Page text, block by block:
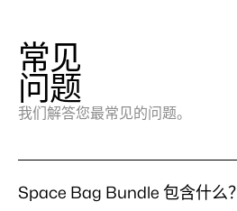
常见
问题
我们解答您最常见的问题。
Space Bag Bundle 包含什么？